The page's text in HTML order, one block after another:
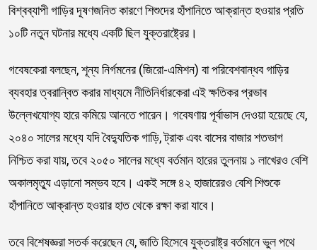
বিশ্বব্যাপী গাড়ির দূষণজনিত কারণে শিশুদের হাঁপানিতে আক্রান্ত হওয়ার প্রতি
১০টি নতুন ঘটনার মধ্যে একটি ছিল যুক্তরাষ্ট্রের।
গবেষকেরা বলছেন, শূন্য নির্গমনের (জিরো-এমিশন) বা পরিবেশবান্ধব গাড়ির
ব্যবহার ত্বরান্বিত করার মাধ্যমে নীতিনির্ধারকেরা এই ক্ষতিকর প্রভাব
উল্লেখযোগ্য হারে কমিয়ে আনতে পারেন। গবেষণায় পূর্বাভাস দেওয়া হয়েছে যে,
২০৪০ সালের মধ্যে যদি বৈদ্যুতিক গাড়ি, ট্রাক এবং বাসের বাজার শতভাগ
নিশ্চিত করা যায়, তবে ২০৫০ সালের মধ্যে বর্তমান হারের তুলনায় ১ লাখেরও বেশি
অকালমৃত্যু এড়ানো সম্ভব হবে। একই সঙ্গে ৪২ হাজারেরও বেশি শিশুকে
হাঁপানিতে আক্রান্ত হওয়ার হাত থেকে রক্ষা করা যাবে।
তবে বিশেষজ্ঞরা সতর্ক করেছেন যে, জাতি হিসেবে যুক্তরাষ্ট্র বর্তমানে ভুল পথে